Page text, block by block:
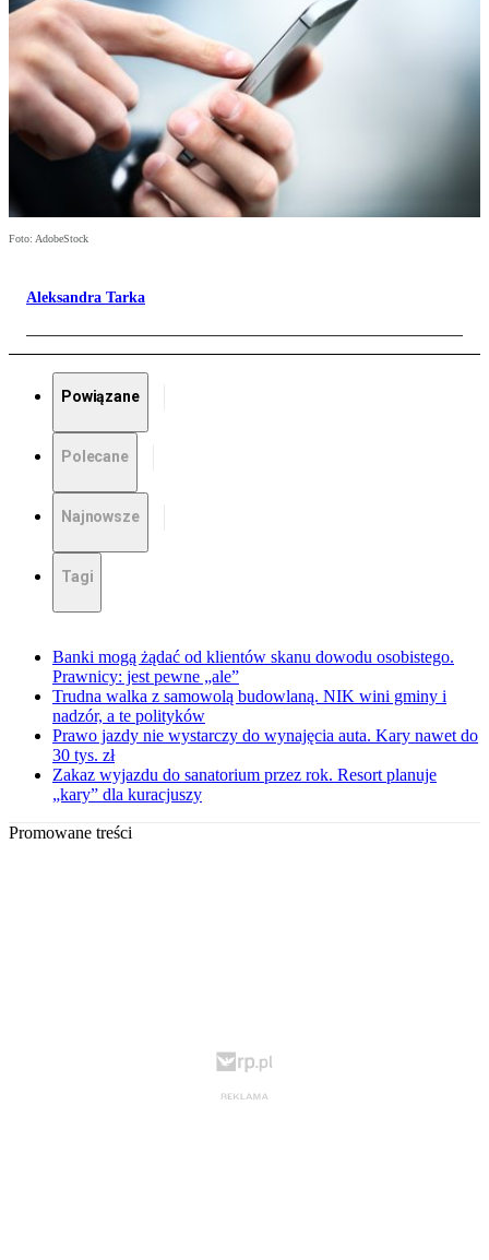
Foto: AdobeStock
Aleksandra Tarka
Powiązane
Polecane
Najnowsze
Tagi
Banki mogą żądać od klientów skanu dowodu osobistego.
Prawnicy: jest pewne „ale”
Trudna walka z samowolą budowlaną. NIK wini gminy i
nadzór, a te polityków
Prawo jazdy nie wystarczy do wynajęcia auta. Kary nawet do
30 tys. zł
Zakaz wyjazdu do sanatorium przez rok. Resort planuje
„kary” dla kuracjuszy
Promowane treści